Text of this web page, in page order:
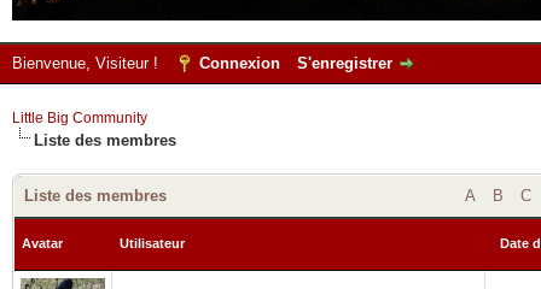
Bienvenue, Visiteur ! Connexion S'enregistrer
Little Big Community
Liste des membres
A B C
Liste des membres
Avatar Utilisateur Date